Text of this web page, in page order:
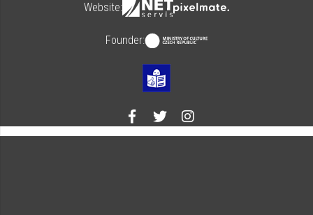
Website:
Founder: